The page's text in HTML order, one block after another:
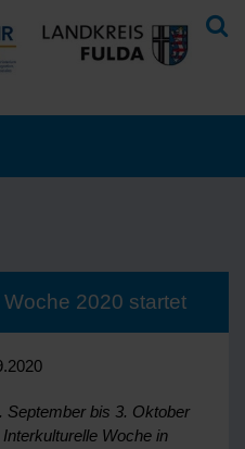
2020 startet
September bis 3. Oktober
Interkulturelle Woche in